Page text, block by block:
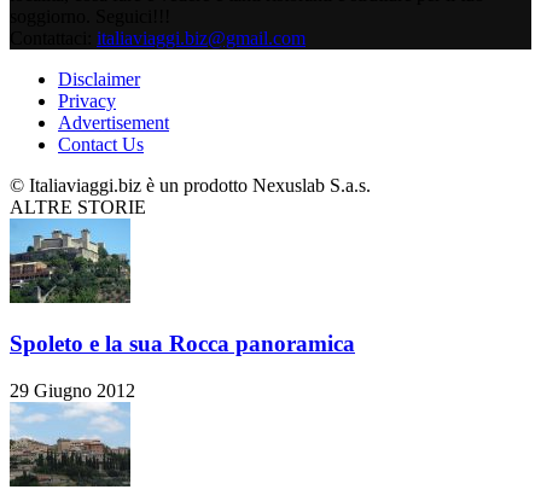
italiaviaggi.biz@gmail.com
Disclaimer
Privacy
Advertisement
Contact Us
© Italiaviaggi.biz è un prodotto Nexuslab S.a.s.
ALTRE STORIE
Spoleto e la sua Rocca panoramica
29 Giugno 2012